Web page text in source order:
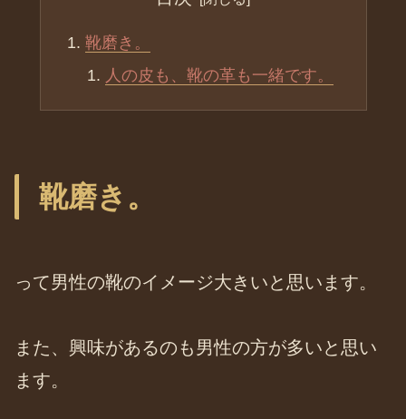
靴磨き。
人の皮も、靴の革も一緒です。
靴磨き。
って男性の靴のイメージ大きいと思います。
また、興味があるのも男性の方が多いと思い
ます。